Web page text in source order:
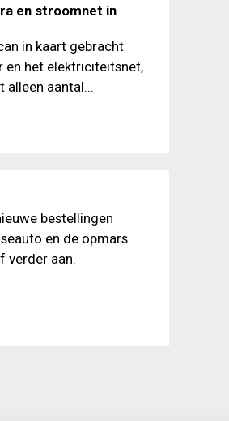
en stroomnet in
in kaart gebracht
en het elektriciteitsnet,
alleen aantal...
bestellingen
en de opmars
verder aan.